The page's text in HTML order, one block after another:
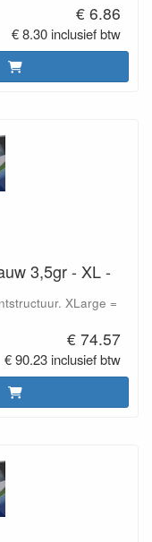
€ 6.86
€ 8.30 inclusief btw
3,5gr - XL -
XLarge =
€ 74.57
€ 90.23 inclusief btw